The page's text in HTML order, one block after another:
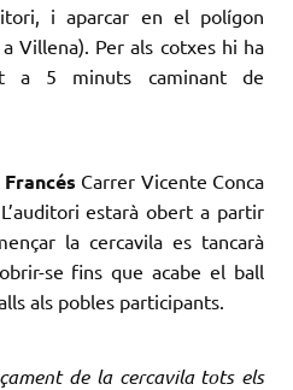
i aparcar en el polígon
Villena). Per als cotxes hi ha
a 5 minuts caminant de
Carrer Vicente Conca
estarà obert a partir
la cercavila es tancarà
se fins que acabe el ball
als pobles participants.
de la cercavila tots els